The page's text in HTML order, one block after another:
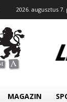
2026. augusztus
MAGAZIN